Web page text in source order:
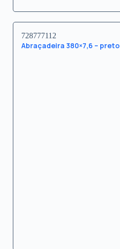
728777112
Abraçadeira 380×7,6 – preto